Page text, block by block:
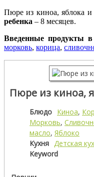
Пюре из киноа, яблока
ребенка – 8 месяцев.
Введенные продукты
морковь, корица,
Пюре из киноа,
Блюдо Киноа,
Морковь,
масло, Яблоко
Кухня Детская
Keyword